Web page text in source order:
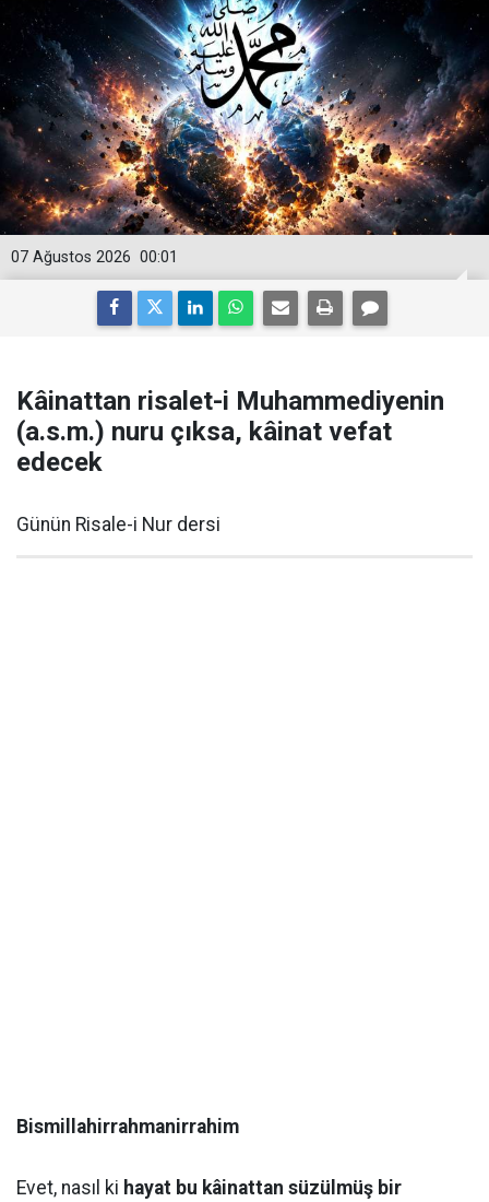
00:01
07 Ağustos 2026
Kâinattan risalet-i Muhammediyenin
(a.s.m.) nuru çıksa, kâinat vefat
edecek
Günün Risale-i Nur dersi
Bismillahirrahmanirrahim
Evet, nasıl ki hayat bu kâinattan süzülmüş bir